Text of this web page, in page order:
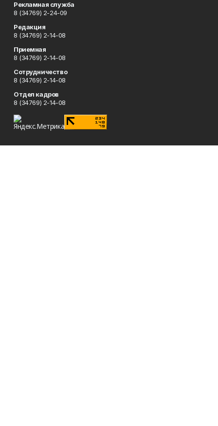
Рекламная служба
8 (34769) 2-24-09
Редакция
8 (34769) 2-14-08
Приемная
8 (34769) 2-14-08
Сотрудничество
8 (34769) 2-14-08
Отдел кадров
8 (34769) 2-14-08